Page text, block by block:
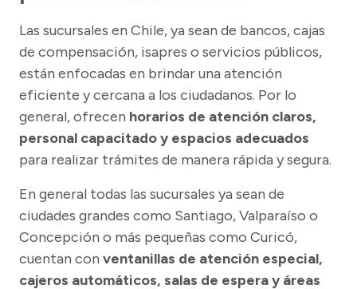
Las sucursales en Chile, ya sean de bancos, cajas
de compensación, isapres o servicios públicos,
están enfocadas en brindar una atención
eficiente y cercana a los ciudadanos. Por lo
general, ofrecen horarios de atención claros,
personal capacitado y espacios adecuados
para realizar trámites de manera rápida y segura.
En general todas las sucursales ya sean de
ciudades grandes como Santiago, Valparaíso o
Concepción o más pequeñas como Curicó,
cuentan con ventanillas de atención especial,
cajeros automáticos, salas de espera y áreas